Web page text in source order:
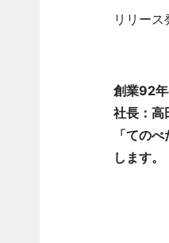
リリー
創業92
社長：高
「ての
します。